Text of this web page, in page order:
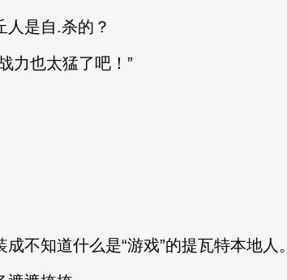
是自.杀的？
也太猛了吧！”
知道什么是“游戏”的提瓦特本地人。